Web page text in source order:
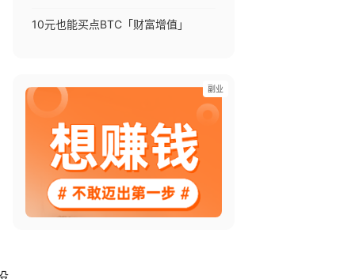
10元也能买点BTC「财富增值」
副业